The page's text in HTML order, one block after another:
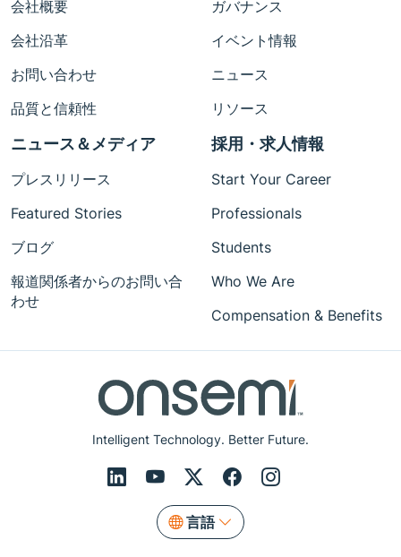
Intelligent Technology. Better Future.
言語
会社概要
会社沿革
お問い合わせ
品質と信頼性
ガバナンス
イベント情報
ニュース
リソース
ニュース＆メディア
プレスリリース
Featured Stories
ブログ
報道関係者からのお問い合
わせ
採用・求人情報
Start Your Career
Professionals
Students
Who We Are
Compensation & Benefits